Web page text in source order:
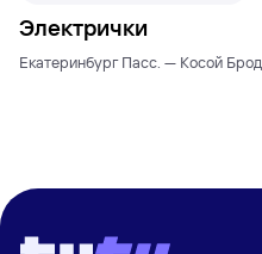
Электрички
Екатеринбург Пасс. — Косой Брод